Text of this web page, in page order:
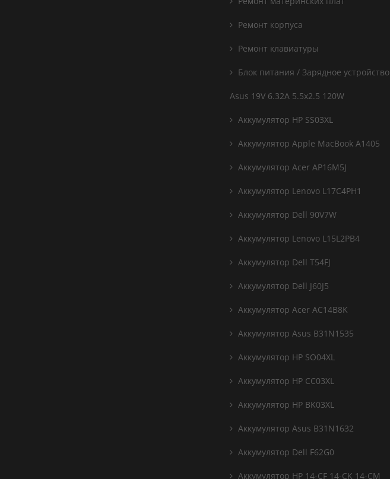
Ремонт корпуса
Ремонт клавиатуры
Блок питания / Зарядное устройство
Asus 19V 6.32A 5.5x2.5 120W
Аккумулятор HP SS03XL
Аккумулятор Apple MacBook A1405
Аккумулятор Acer AP16M5J
Аккумулятор Lenovo L17C4PH1
Аккумулятор Dell 90V7W
Аккумулятор Lenovo L15L2PB4
Аккумулятор Dell T54FJ
Аккумулятор Dell J60J5
Аккумулятор Acer AC14B8K
Аккумулятор Asus B31N1535
Аккумулятор HP SO04XL
Аккумулятор HP CC03XL
Аккумулятор HP BK03XL
Аккумулятор Asus B31N1632
Аккумулятор Dell F62G0
Аккумулятор HP 14-CF 14-CK 14-CM